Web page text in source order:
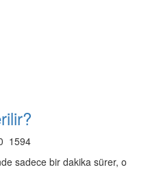
1594
sadece bir dakika sürer, o